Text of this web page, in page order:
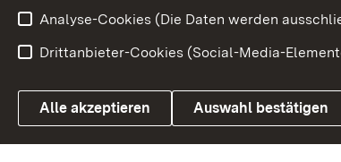
Link zum Landesportal
Analyse-Cookies (Die Daten werden
Drittanbieter-Cookies (Social-Media-
Alle akzeptieren Auswahl bestätigen